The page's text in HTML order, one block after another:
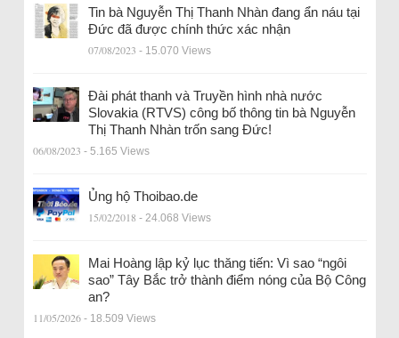
Tin bà Nguyễn Thị Thanh Nhàn đang ẩn náu tại
Đức đã được chính thức xác nhận
07/08/2023 - 15.070 Views
Đài phát thanh và Truyền hình nhà nước
Slovakia (RTVS) công bố thông tin bà Nguyễn
Thị Thanh Nhàn trốn sang Đức!
06/08/2023 - 5.165 Views
Ủng hộ Thoibao.de
15/02/2018 - 24.068 Views
Mai Hoàng lập kỷ lục thăng tiến: Vì sao “ngôi
sao” Tây Bắc trở thành điểm nóng của Bộ Công
an?
11/05/2026 - 18.509 Views